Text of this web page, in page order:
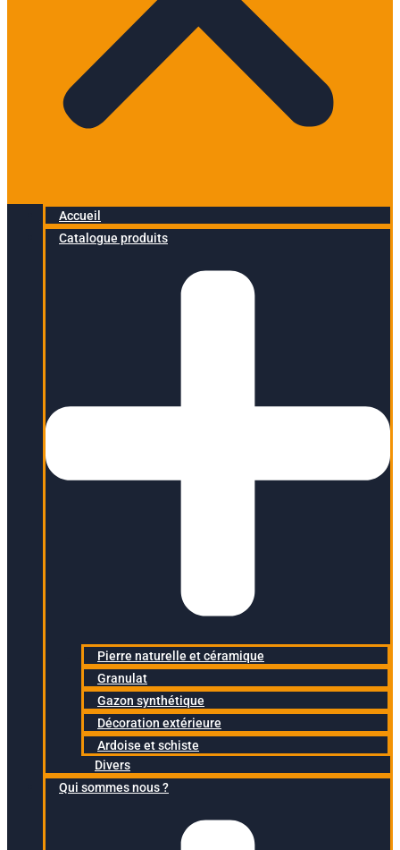
Accueil
Catalogue produits
Pierre naturelle et céramique
Granulat
Gazon synthétique
Décoration extérieure
Ardoise et schiste
Divers
Qui sommes nous ?